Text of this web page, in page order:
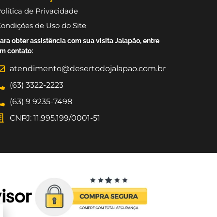
de Privacidade
de Uso do Site
obter assistência com sua visita Jalapão, entre
contato:
atendimento@desertodojalapao.com.br
(63) 3322-2223
(63) 9 9235-7498
CNPJ: 11.995.199/0001-51